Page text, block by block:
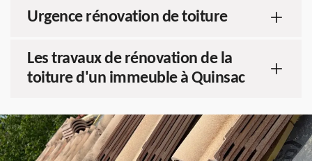
Urgence rénovation de toiture
Les travaux de rénovation de la
toiture d'un immeuble à Quinsac